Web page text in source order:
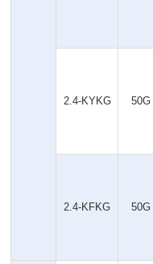
2.4-KYKG 50G
2.4-KFKG 50G